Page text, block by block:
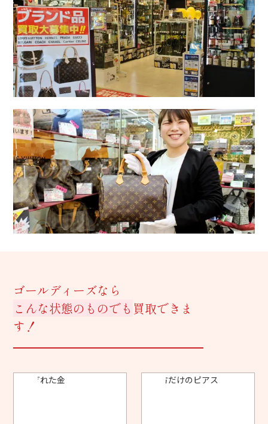
ゴールディーズなら
こんな状態のものでも 買取できま
す！